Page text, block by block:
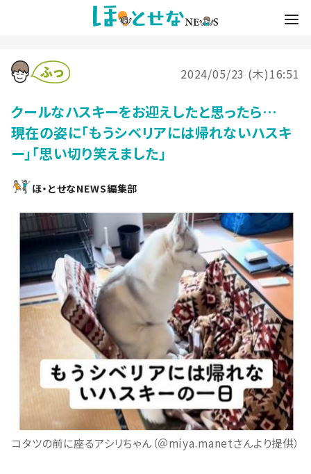
2024/05/23 (木)16:51
クールなハスキーをお迎えしたと思ったら…
現在の姿に「もうシベリアには帰れないハスキ
ー」「思い切り笑えました」
ほ・とせなNEWS編集部
コタツの前に座るアシリちゃん（＠miya.manetさんより提供）